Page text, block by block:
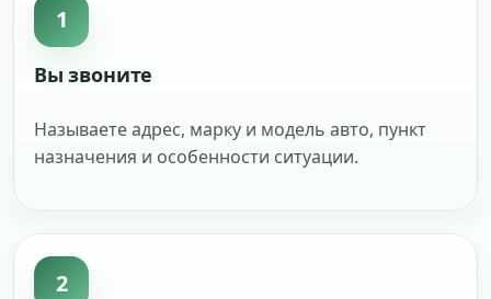
1
Вы звоните
Называете адрес, марку и модель авто, пункт
назначения и особенности ситуации.
2